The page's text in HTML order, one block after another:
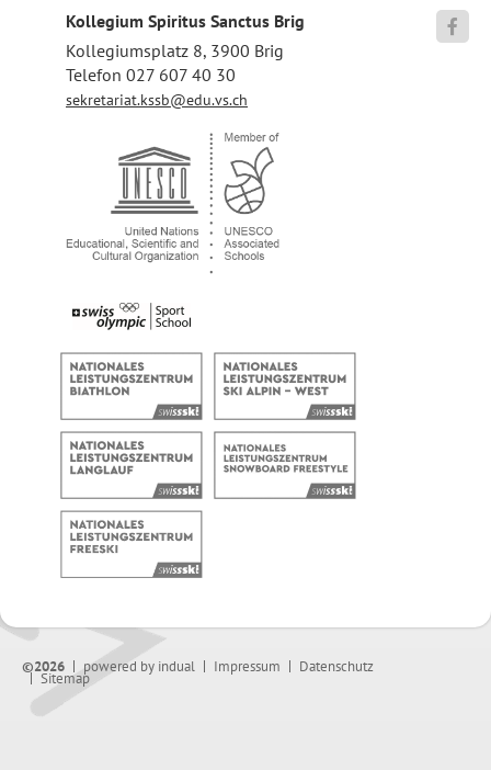
Kollegium Spiritus Sanctus Brig
Kollegiumsplatz 8, 3900 Brig
Telefon 027 607 40 30
sekretariat.kssb@edu.vs.ch

©2026 powered by indual Impressum Datenschutz
Sitemap